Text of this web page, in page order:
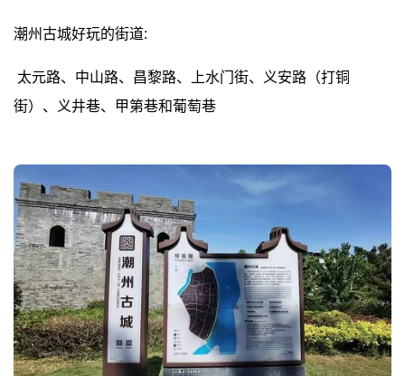
潮州古城好玩的街道:
太元路、中山路、昌黎路、上水门街、义安路（打铜
街）、义井巷、甲第巷和葡萄巷